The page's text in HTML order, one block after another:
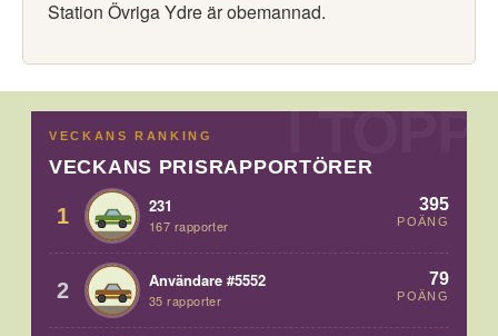
Station Övriga Ydre är obemannad.
VECKANS RANKING
VECKANS PRISRAPPORTÖRER
1 231
167 rapporter
395
POÄNG
2 Användare #5552
35 rapporter
79
POÄNG